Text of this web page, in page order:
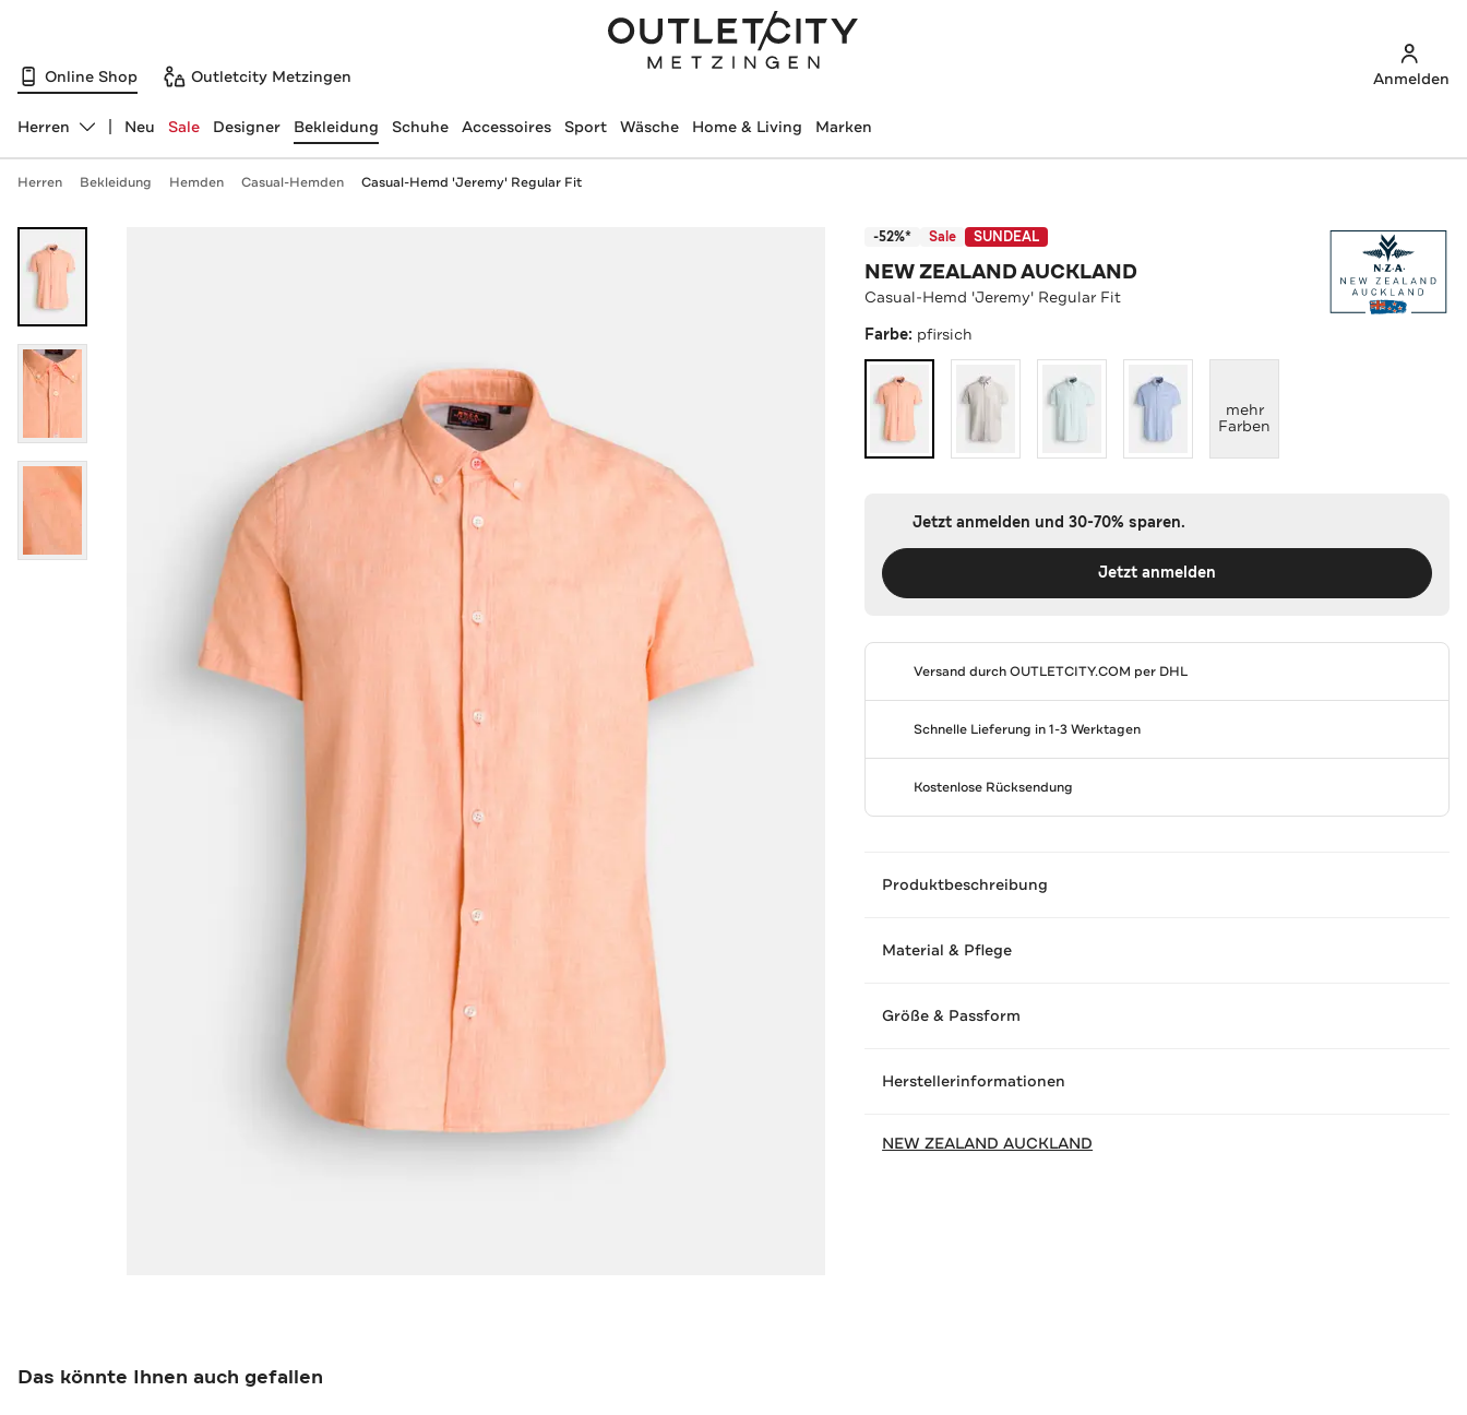
Online Shop Outletcity Metzingen Anmelden
Abteilung ändern, ausgewählt:
Herren Neu Sale Designer Bekleidung Schuhe Accessoires Sport Wäsche Home & Living Marken
Herren Bekleidung Hemden Casual-Hemden Casual-Hemd 'Jeremy' Regular Fit
-52%* Sale SUNDEAL
NEW ZEALAND AUCKLAND
Casual-Hemd 'Jeremy' Regular Fit
Farbe: pfirsich
mehr
Farben
Jetzt anmelden und 30-70% sparen.
Jetzt anmelden
Versand durchOUTLETCITY.COM per DHL
Schnelle Lieferung in 1-3 Werktagen
Kostenlose Rücksendung
Produktbeschreibung
Material & Pflege
Größe & Passform
Herstellerinformationen
NEW ZEALAND AUCKLAND
Das könnte Ihnen auch gefallen